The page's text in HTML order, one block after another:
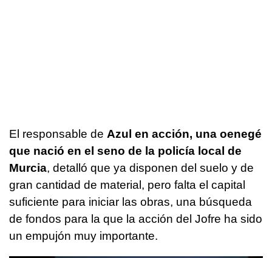
El responsable de Azul en acción, una oenegé
que nació en el seno de la policía local de
Murcia, detalló que ya disponen del suelo y de
gran cantidad de material, pero falta el capital
suficiente para iniciar las obras, una búsqueda
de fondos para la que la acción del Jofre ha sido
un empujón muy importante.